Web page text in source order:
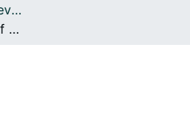
Com publicar
Articles publicats en revistes (ISGlobal)
Analytical sensitivity of current best-in-class malaria rapid diagnostic tests